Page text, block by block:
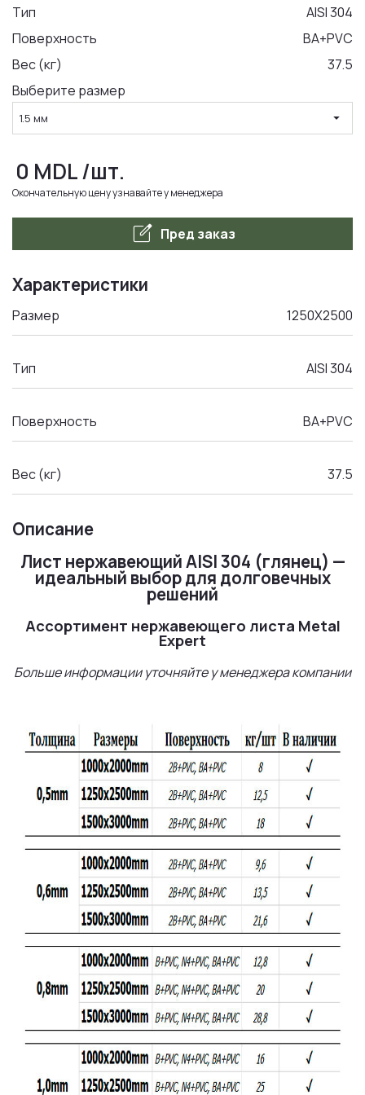
LA COMANDA
Тип
AISI 304
Поверхность
BA+PVC
Вес (кг)
37.5
Выберите размер
1.5 мм arrow_drop_down
0 MDL/шт.
Окончательную цену узнавайте у менеджера
edit_square Пред заказ
Характеристики
Размер 1250Х2500
Тип AISI 304
Поверхность BA+PVC
Вес (кг) 37.5
Описание
Лист нержавеющий AISI 304 (глянец) —
идеальный выбор для долговечных
решений
Ассортимент нержавеющего листа Metal
Expert
Больше информации уточняйте у менеджера компании